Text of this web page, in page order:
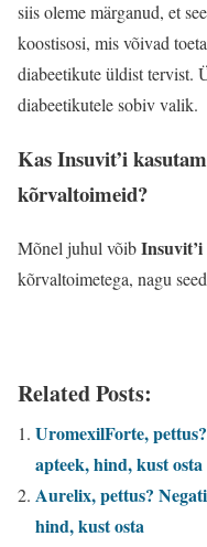
siis oleme märganud, et
koostisosi, mis võivad
diabeetikute üldist tervist.
diabeetikutele sobiv valik.
Kas Insuvit’i
kõrvaltoimeid?
Mõnel juhul võibInsuvit’i
kõrvaltoimetega, nagu
Related Posts:
UromexilForte,
apteek, hind, kust osta
Aurelix, pettus?
hind, kust osta